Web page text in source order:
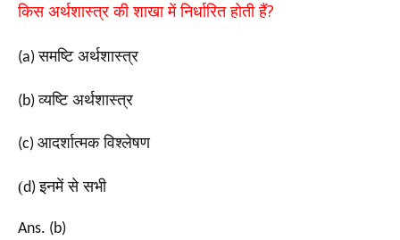
किस अर्थशास्त्र की शाखा में निर्धारित होती हैं?
(a)समष्टि अर्थशास्त्र
(b)व्यष्टि अर्थशास्त्र
(c) आदर्शात्मक विश्लेषण
(d)इनमें से सभी
Ans. (b)